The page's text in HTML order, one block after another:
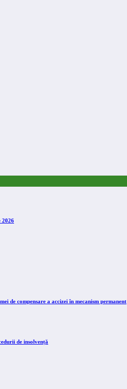
2026
de compensare a accizei în mecanism permanent
de insolvență